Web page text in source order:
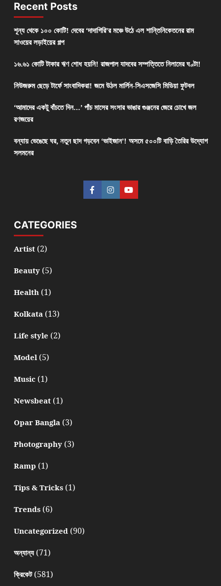
Recent Posts
শূন্য থেকে ১০০ কোটি! দেবের ‘দাদাগিরি’র মঞ্চে উঠে এল শান্তিনিকেতনের রাম
সাওয়ের লড়াইয়ের গল্প
১৬.৬১ কোটি টাকার ঋণ শোধ হয়নি! রাজপাল যাদবের সম্পত্তিতে নিলামের ঘণ্টা!
নিউজরুম ছেড়ে টার্ফে সাংবাদিকরা! জমে উঠল মার্লিন-সিএসজেসি মিডিয়া ফুটবল
‘আমাদের একটু বাঁচতে দিন…’ পাঁচ মাসের সংসার ভাঙার গুঞ্জনের জেরে চোখে জল
রণজয়ের
বন্যায় ভেঙেছে ঘর, নতুন ছাদ গড়বেন ‘ভাইজান’! অসমে ৫০০টি বাড়ি তৈরির উদ্যোগ
সলমনের
CATEGORIES
Artist(2)
Beauty(5)
Health(1)
Kolkata(13)
Life style (2)
Model(5)
Music(1)
Newsbeat(1)
Opar Bangla(3)
Photography(3)
Ramp (1)
Tips & Tricks(1)
Trends(6)
Uncategorized(90)
অন্যান্য(71)
ক্রিকেট(581)